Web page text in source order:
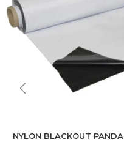
NYLON BLACKOUT PANDA